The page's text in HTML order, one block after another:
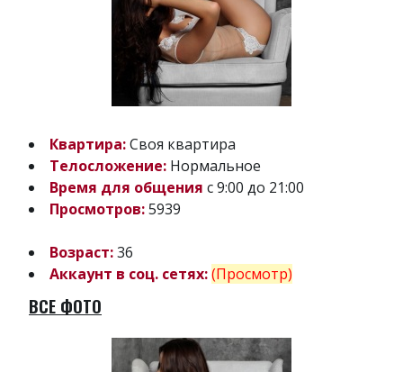
Квартира:Своя квартира
Телосложение: Нормальное
Время для общения с 9:00 до 21:00
Просмотров:5939
Возраст:36
Аккаунт в соц. сетях:(Просмотр)
ВСЕ ФОТО